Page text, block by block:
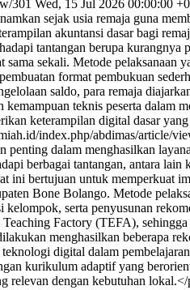
301 Wed, 15 Jul 2026 00:00:00
sejak usia remaja guna
akuntansi dasar bagi
tantangan berupa kurangnya
sekali. Metode pelaksanaan
format pembukuan
saldo, para remaja
teknis peserta dalam
keterampilan digital dasar
index.php/abdimas/article/
dalam menghasilkan
berbagai tantangan, antara lain
ini bertujuan untuk memperkuat
Bone Bolango. Metode
serta penyusunan
Factory (TEFA), sehingga
menghasilkan beberapa
digital dalam
kurikulum adaptif yang
relevan dengan kebutuhan